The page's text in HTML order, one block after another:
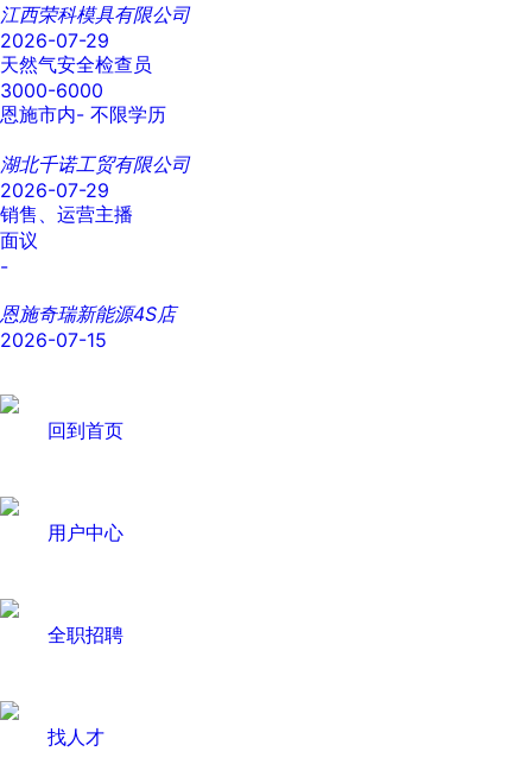
江西荣科模具有限公司
2026-07-29
天然气安全检查员
3000-6000
恩施市内- 不限学历
湖北千诺工贸有限公司
2026-07-29
销售、运营主播
面议
-
恩施奇瑞新能源4S店
2026-07-15
回到首页
用户中心
全职招聘
找人才